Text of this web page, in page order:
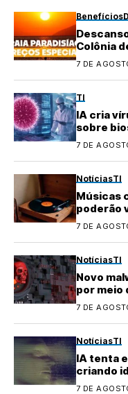
Benefícios
Colônia
7 DE
TI
IA cria
sobre
7 DE
NotíciasTI
Músicas
poderão
7 DE
NotíciasTI
Novo
por meio
7 DE
NotíciasTI
IA tenta
criando
testes
7 DE